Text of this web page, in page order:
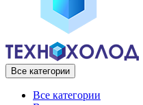
Все категории
Все категории